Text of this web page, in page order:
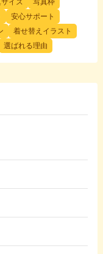
イズ
写真枠
安心サポート
着せ替えイラスト
選ばれる理由